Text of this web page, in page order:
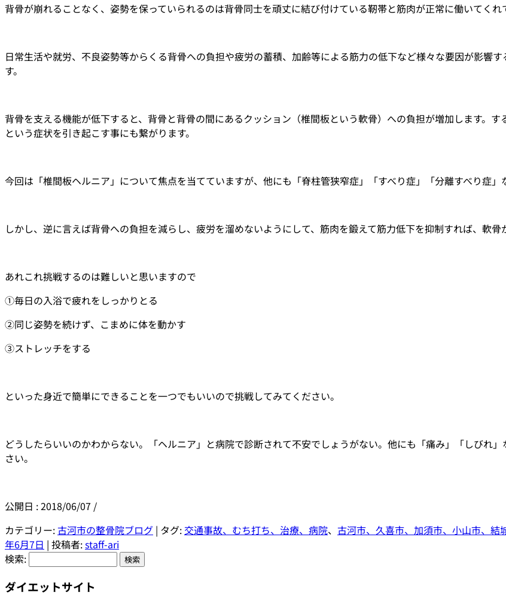
背骨が崩れることなく、姿勢を保っていられるのは背骨同士を頑丈に結び付けている靭帯と筋肉が正常に働いてくれ
日常生活や就労、不良姿勢等からくる背骨への負担や疲労の蓄積、加齢等による筋力の低下など様々な要因が影響
す。
背骨を支える機能が低下すると、背骨と背骨の間にあるクッション（椎間板という軟骨）への負担が増加します。
という症状を引き起こす事にも繋がります。
今回は「椎間板ヘルニア」について焦点を当てていますが、他にも「脊柱管狭窄症」「すべり症」「分離すべり症」
しかし、逆に言えば背骨への負担を減らし、疲労を溜めないようにして、筋肉を鍛えて筋力低下を抑制すれば、軟
あれこれ挑戦するのは難しいと思いますので
①毎日の入浴で疲れをしっかりとる
②同じ姿勢を続けず、こまめに体を動かす
③ストレッチをする
といった身近で簡単にできることを一つでもいいので挑戦してみてください。
どうしたらいいのかわからない。「ヘルニア」と病院で診断されて不安でしょうがない。他にも「痛み」「しびれ
さい。
公開日 :2018/06/07 /
カテゴリー: 古河市の整骨院ブログ | タグ: 交通事故、むち打ち、治療、病院、 古河市、久喜市、加須市、小山市、結
年6月7日 | 投稿者:staff-ari
検索:
ダイエットサイト